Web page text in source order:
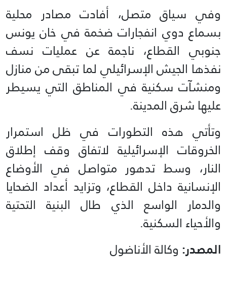
وفي سياق متصل، أفادت مصادر محلية
بسماع دوي انفجارات ضخمة في خان يونس
جنوبي القطاع، ناجمة عن عمليات نسف
نفذها الجيش الإسرائيلي لما تبقى من منازل
ومنشآت سكنية في المناطق التي يسيطر
عليها شرق المدينة.
وتأتي هذه التطورات في ظل استمرار
الخروقات الإسرائيلية لاتفاق وقف إطلاق
النار، وسط تدهور متواصل في الأوضاع
الإنسانية داخل القطاع، وتزايد أعداد الضحايا
والدمار الواسع الذي طال البنية التحتية
والأحياء السكنية.
المصدر: وكالة الأناضول